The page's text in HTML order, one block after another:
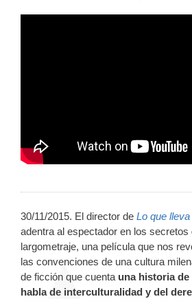
30/11/2015. El director de Lo que
adentra al espectador en los secretos
largometraje, una película que nos
las convenciones de una cultura
de ficción que cuenta una historia
habla de interculturalidad y del